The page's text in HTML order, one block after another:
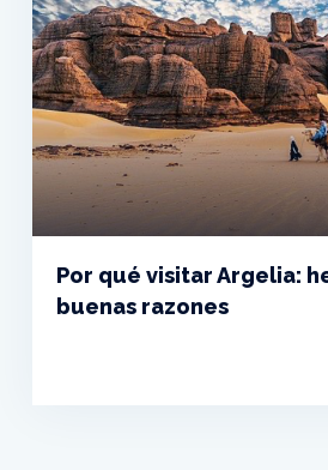
Por qué visitar Argelia:
buenas razones